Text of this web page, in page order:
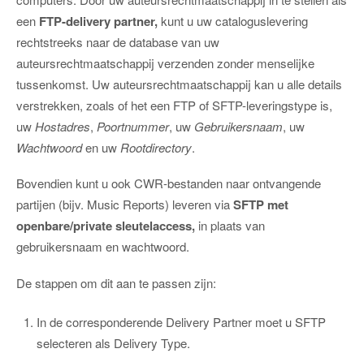
een FTP-delivery partner, kunt u uw cataloguslevering
rechtstreeks naar de database van uw
auteursrechtmaatschappij verzenden zonder menselijke
tussenkomst. Uw auteursrechtmaatschappij kan u alle details
verstrekken, zoals of het een FTP of SFTP-leveringstype is,
uwHostadres, Poortnummer, uw Gebruikersnaam, uw
Wachtwoorden uw Rootdirectory.
Bovendien kunt u ook CWR-bestanden naar ontvangende
partijen (bijv. Music Reports) leveren viaSFTP met
openbare/private sleutelaccess, in plaats van
gebruikersnaam en wachtwoord.
De stappen om dit aan te passen zijn:
In de corresponderende Delivery Partner moet u SFTP
selecteren als Delivery Type.